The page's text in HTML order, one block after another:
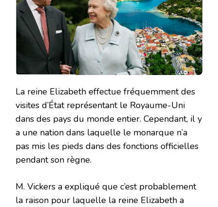
La reine Elizabeth effectue fréquemment des
visites d’État représentant le Royaume-Uni
dans des pays du monde entier. Cependant, il y
a une nation dans laquelle le monarque n’a
pas mis les pieds dans des fonctions officielles
pendant son règne.
M. Vickers a expliqué que c’est probablement
la raison pour laquelle la reine Elizabeth a